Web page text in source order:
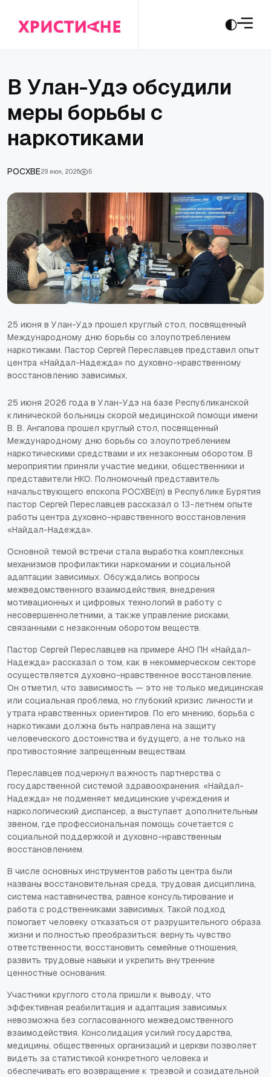
В Улан-Удэ обсудили
меры борьбы с
наркотиками
РОСХВЕ29 июн., 2026 5
25 июня в Улан-Удэ прошел круглый стол, посвященный
Международному дню борьбы со злоупотреблением
наркотиками. Пастор Сергей Переславцев представил опыт
центра «Найдал-Надежда» по духовно-нравственному
восстановлению зависимых.
25 июня 2026 года в Улан-Удэ на базе Республиканской
клинической больницы скорой медицинской помощи имени
В. В. Ангапова прошел круглый стол, посвященный
Международному дню борьбы со злоупотреблением
наркотическими средствами и их незаконным оборотом. В
мероприятии приняли участие медики, общественники и
представители НКО. Полномочный представитель
начальствующего епскопа РОСХВЕ(п) в Республике Бурятия
пастор Сергей Переславцев рассказал о 13-летнем опыте
работы центра духовно-нравственного восстановления
«Найдал-Надежда».
Основной темой встречи стала выработка комплексных
механизмов профилактики наркомании и социальной
адаптации зависимых. Обсуждались вопросы
межведомственного взаимодействия, внедрения
мотивационных и цифровых технологий в работу с
несовершеннолетними, а также управление рисками,
связанными с незаконным оборотом веществ.
Пастор Сергей Переславцев на примере АНО ПН «Найдал-
Надежда» рассказал о том, как в некоммерческом секторе
осуществляется духовно-нравственное восстановление.
Он отметил, что зависимость — это не только медицинская
или социальная проблема, но глубокий кризис личности и
утрата нравственных ориентиров. По его мнению, борьба с
наркотиками должна быть направлена на защиту
человеческого достоинства и будущего, а не только на
противостояние запрещенным веществам.
Переславцев подчеркнул важность партнерства с
государственной системой здравоохранения. «Найдал-
Надежда» не подменяет медицинские учреждения и
наркологический диспансер, а выступает дополнительным
звеном, где профессиональная помощь сочетается с
социальной поддержкой и духовно-нравственным
восстановлением.
В числе основных инструментов работы центра были
названы восстановительная среда, трудовая дисциплина,
система наставничества, равное консультирование и
работа с родственниками зависимых. Такой подход
помогает человеку отказаться от разрушительного образа
жизни и полностью преобразиться: вернуть чувство
ответственности, восстановить семейные отношения,
развить трудовые навыки и укрепить внутренние
ценностные основания.
Участники круглого стола пришли к выводу, что
эффективная реабилитация и адаптация зависимых
невозможна без согласованного межведомственного
взаимодействия. Консолидация усилий государства,
медицины, общественных организаций и церкви позволяет
видеть за статистикой конкретного человека и
обеспечивать его возвращение к трезвой и созидательной